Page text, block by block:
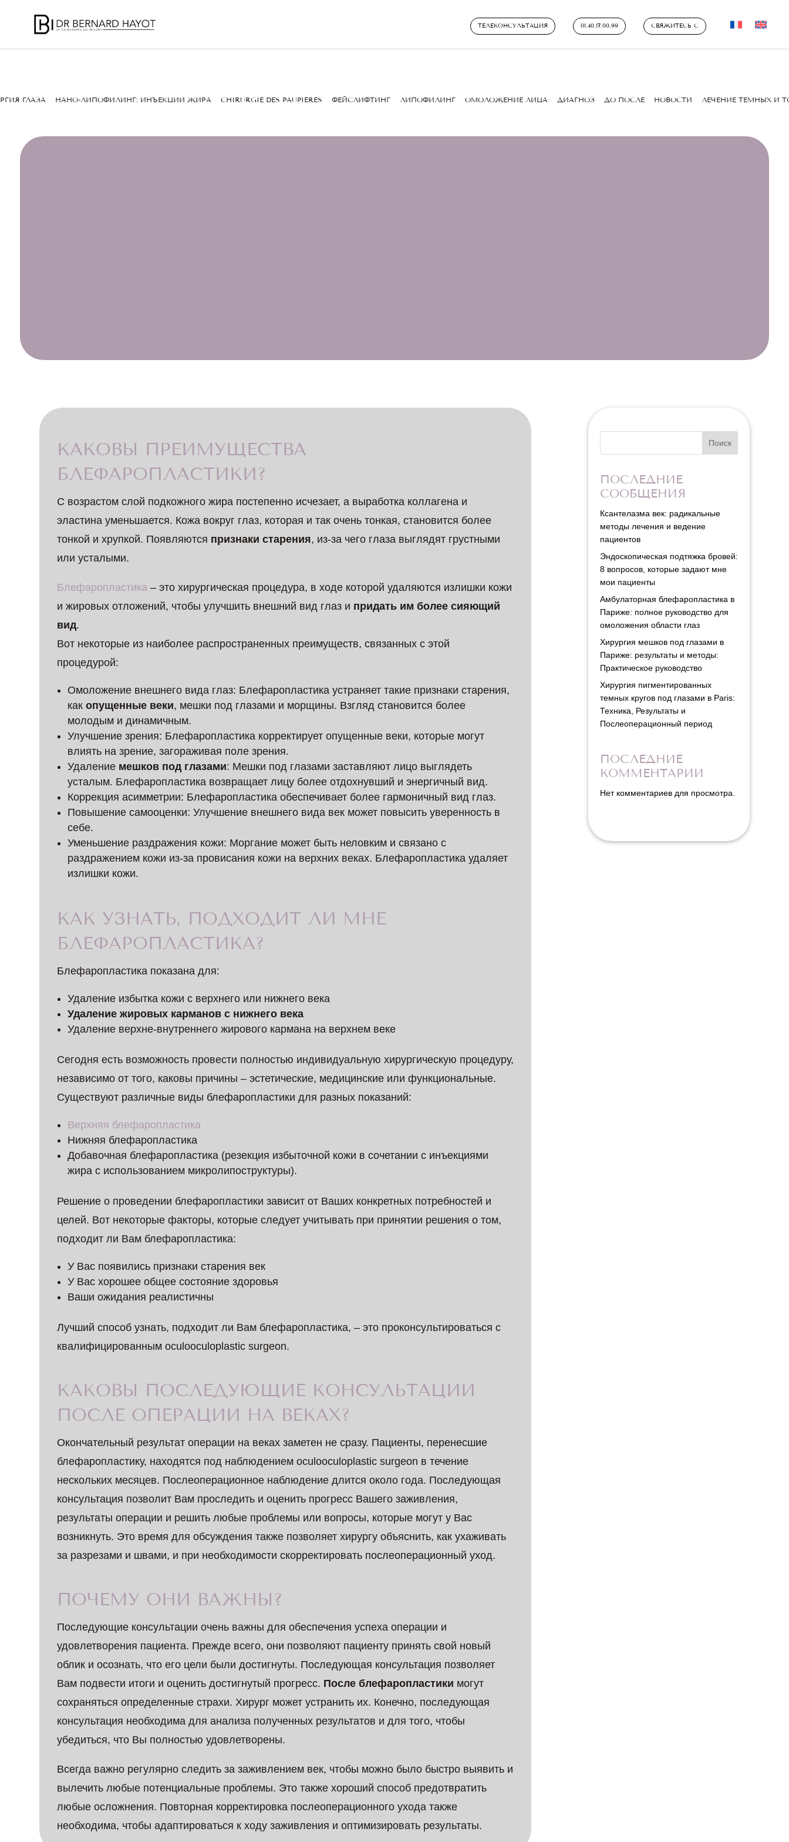
ТЕЛЕКОНСУЛЬТАЦИЯ 01.40.17.00.99 СВЯЖИТЕСЬ С
ГЛАЗА НАНО-ЛИПОФИЛИНГ: ИНЪЕКЦИИ ЖИРА CHIRURGIE DES PAUPIÈRES ФЕЙСЛИФТИНГ ЛИПОФИЛИНГ ОМОЛОЖЕНИЕ ЛИЦА ДИАГНОЗ ДО ПОСЛЕ НОВОСТИ ЛЕЧЕНИЕ ТЕМНЫХ И
КАКОВЫ ПРЕИМУЩЕСТВА
БЛЕФАРОПЛАСТИКИ?
С возрастом слой подкожного жира постепенно исчезает, а выработка коллагена и
эластина уменьшается. Кожа вокруг глаз, которая и так очень тонкая, становится более
тонкой и хрупкой. Появляются признаки старения, из-за чего глаза выглядят грустными
или усталыми.
Блефаропластика – это хирургическая процедура, в ходе которой удаляются излишки кожи
и жировых отложений, чтобы улучшить внешний вид глаз и придать им более сияющий
вид.
Вот некоторые из наиболее распространенных преимуществ, связанных с этой
процедурой:
Омоложение внешнего вида глаз: Блефаропластика устраняет такие признаки старения,
какопущенные веки, мешки под глазами и морщины. Взгляд становится более
молодым и динамичным.
Улучшение зрения: Блефаропластика корректирует опущенные веки, которые могут
влиять на зрение, загораживая поле зрения.
Удаление мешков под глазами: Мешки под глазами заставляют лицо выглядеть
усталым. Блефаропластика возвращает лицу более отдохнувший и энергичный вид.
Коррекция асимметрии: Блефаропластика обеспечивает более гармоничный вид глаз.
Повышение самооценки: Улучшение внешнего вида век может повысить уверенность в
себе.
Уменьшение раздражения кожи: Моргание может быть неловким и связано с
раздражением кожи из-за провисания кожи на верхних веках. Блефаропластика удаляет
излишки кожи.
КАК УЗНАТЬ, ПОДХОДИТ ЛИ МНЕ
БЛЕФАРОПЛАСТИКА?
Блефаропластика показана для:
Удаление избытка кожи с верхнего или нижнего века
Удаление жировых карманов с нижнего века
Удаление верхне-внутреннего жирового кармана на верхнем веке
Сегодня есть возможность провести полностью индивидуальную хирургическую процедуру,
независимо от того, каковы причины – эстетические, медицинские или функциональные.
Существуют различные виды блефаропластики для разных показаний:
Верхняя блефаропластика
Нижняя блефаропластика
Добавочная блефаропластика (резекция избыточной кожи в сочетании с инъекциями
жира с использованием микролипоструктуры).
Решение о проведении блефаропластики зависит от Ваших конкретных потребностей и
целей. Вот некоторые факторы, которые следует учитывать при принятии решения о том,
подходит ли Вам блефаропластика:
У Вас появились признаки старения век
У Вас хорошее общее состояние здоровья
Ваши ожидания реалистичны
Лучший способ узнать, подходит ли Вам блефаропластика, – это проконсультироваться с
квалифицированным оculooculoplastic surgeon.
КАКОВЫ ПОСЛЕДУЮЩИЕ КОНСУЛЬТАЦИИ
ПОСЛЕ ОПЕРАЦИИ НА ВЕКАХ?
Окончательный результат операции на веках заметен не сразу. Пациенты, перенесшие
блефаропластику, находятся под наблюдением оculooculoplastic surgeon в течение
нескольких месяцев. Послеоперационное наблюдение длится около года. Последующая
консультация позволит Вам проследить и оценить прогресс Вашего заживления,
результаты операции и решить любые проблемы или вопросы, которые могут у Вас
возникнуть. Это время для обсуждения также позволяет хирургу объяснить, как ухаживать
за разрезами и швами, и при необходимости скорректировать послеоперационный уход.
ПОЧЕМУ ОНИ ВАЖНЫ?
Последующие консультации очень важны для обеспечения успеха операции и
удовлетворения пациента. Прежде всего, они позволяют пациенту принять свой новый
облик и осознать, что его цели были достигнуты. Последующая консультация позволяет
Вам подвести итоги и оценить достигнутый прогресс. После блефаропластики могут
сохраняться определенные страхи. Хирург может устранить их. Конечно, последующая
консультация необходима для анализа полученных результатов и для того, чтобы
убедиться, что Вы полностью удовлетворены.
Всегда важно регулярно следить за заживлением век, чтобы можно было быстро выявить и
вылечить любые потенциальные проблемы. Это также хороший способ предотвратить
любые осложнения. Повторная корректировка послеоперационного ухода также
необходима, чтобы адаптироваться к ходу заживления и оптимизировать результаты.
Поиск
ПОСЛЕДНИЕ
СООБЩЕНИЯ
Ксантелазма век: радикальные
методы лечения и ведение
пациентов
Эндоскопическая подтяжка бровей:
8 вопросов, которые задают мне
мои пациенты
Амбулаторная блефаропластика в
Париже: полное руководство для
омоложения области глаз
Хирургия мешков под глазами в
Париже: результаты и методы:
Практическое руководство
Хирургия пигментированных
темных кругов под глазами в Paris:
Техника, Результаты и
Послеоперационный период
ПОСЛЕДНИЕ
КОММЕНТАРИИ
Нет комментариев для просмотра.